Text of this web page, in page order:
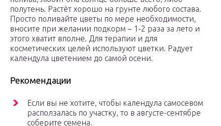
полутень. Растёт хорошо на грунте любого состава.
Просто поливайте цветы по мере необходимости,
вносите при желании подкорм – 1-2 раза за лето и
этого хватит вполне. Для терапии и для
косметических целей используют цветки. Радует
календула цветением до самой осени.
Рекомендации
Если вы не хотите, чтобы календула самосевом
расползалась по участку, то в августе-сентябре
соберите семена.